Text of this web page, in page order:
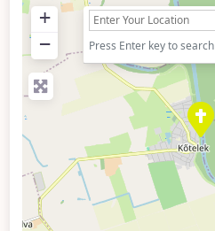
+
−
Press Enter key to search